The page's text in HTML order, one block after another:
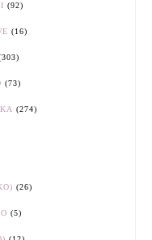
(92)
(16)
(73)
(274)
(26)
(5)